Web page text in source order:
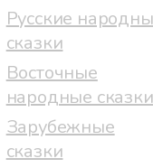
Русские
сказки
Восточные
народные сказки
Зарубежные
сказки